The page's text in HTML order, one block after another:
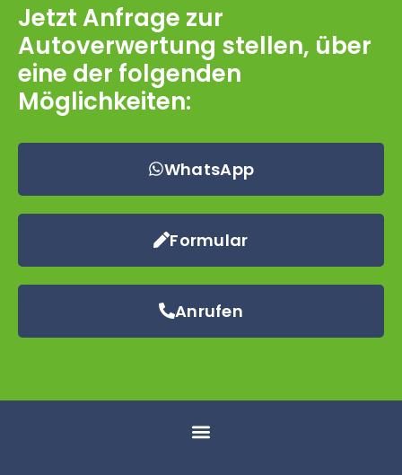
Jetzt Anfrage zur
Autoverwertung stellen, über
eine der folgenden
Möglichkeiten:
WhatsApp
Formular
Anrufen